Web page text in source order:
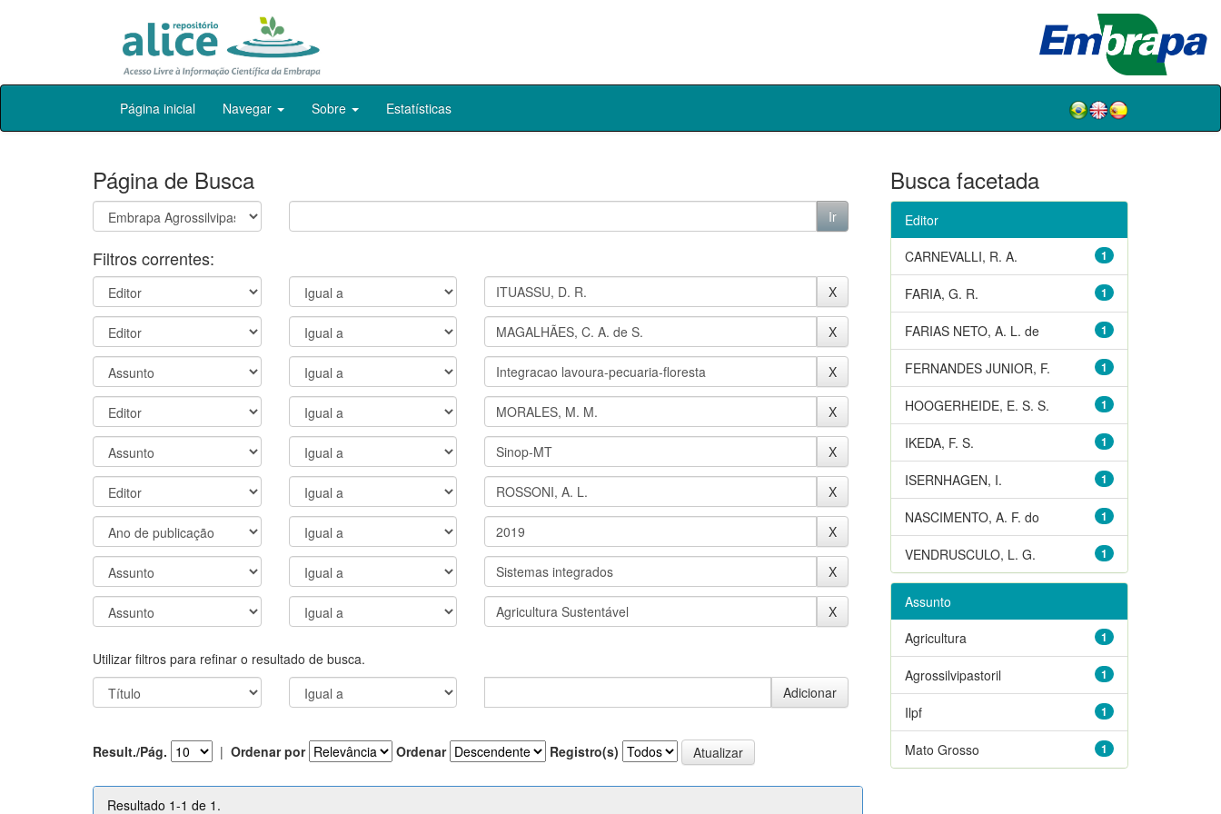
Skip
Página inicial Navegar Sobre Estatísticas
Página de Busca
Filtros correntes:
Utilizar filtros para refinar o resultado de busca.
Result./Pág. | Ordenar por Ordenar Registro(s)
Resultado 1-1 de 1.
Busca facetada
Editor
1
CARNEVALLI, R. A.
1
FARIA, G. R.
1
FARIAS NETO, A. L. de
1
FERNANDES JUNIOR, F.
1
HOOGERHEIDE, E. S. S.
1
IKEDA, F. S.
1
ISERNHAGEN, I.
1
NASCIMENTO, A. F. do
1
VENDRUSCULO, L. G.
Assunto
1
Agricultura
1
Agrossilvipastoril
1
Ilpf
1
Mato Grosso